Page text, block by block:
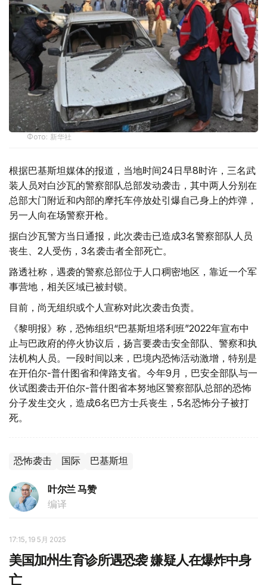
Фото: 新华社
根据巴基斯坦媒体的报道，当地时间24日早8时许，三名武
装人员对白沙瓦的警察部队总部发动袭击，其中两人分别在
总部大门附近和内部的摩托车停放处引爆自己身上的炸弹，
另一人向在场警察开枪。
据白沙瓦警方当日通报，此次袭击已造成3名警察部队人员
丧生、2人受伤，3名袭击者全部死亡。
路透社称，遇袭的警察总部位于人口稠密地区，靠近一个军
事营地，相关区域已被封锁。
目前，尚无组织或个人宣称对此次袭击负责。
《黎明报》称，恐怖组织“巴基斯坦塔利班”2022年宣布中
止与巴政府的停火协议后，扬言要袭击安全部队、警察和执
法机构人员。一段时间以来，巴境内恐怖活动激增，特别是
在开伯尔-普什图省和俾路支省。今年9月，巴安全部队与一
伙试图袭击开伯尔-普什图省本努地区警察部队总部的恐怖
分子发生交火，造成6名巴方士兵丧生，5名恐怖分子被打
死。
恐怖袭击 国际 巴基斯坦
叶尔兰 马赞
编译
17:15, 19 5月 2025
美国加州生育诊所遇恐袭 嫌疑人在爆炸中身
亡